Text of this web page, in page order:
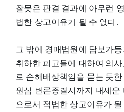
잘못은 판결 결과에 아무런
법한 상고이유가 될 수 없다.
그 밖에 경매법원에 담보가
취하한 피고들에 대하여 의
로 손해배상책임을 묻는 듯
원심 변론종결시까지 내세운
으로서 적법한 상고이유가